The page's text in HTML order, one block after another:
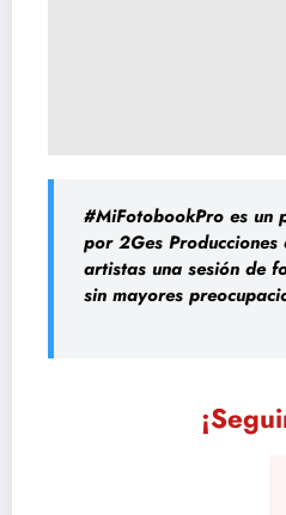
#MiFotobookPro es un
por 2Ges
artistas una sesión de
sin mayores